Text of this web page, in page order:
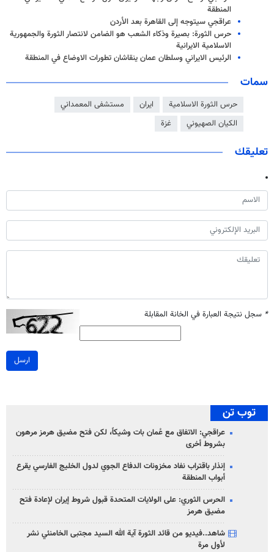
المنطقة
عراقجي سيتوجه إلى القاهرة بعد الأردن
حرس الثورة: بصيرة وذكاء الشعب هو الضامن لانتصار الثورة والجمهورية
الاسلامية الايرانية
الرئيس الايراني وسلطان عمان ينقاشان تطورات الاوضاع في المنطقة
سمات
حرس الثورة الاسلامية ايران
مستشفى المعمداني
الكيان الصهيوني
غزة
تعليقك
* سجل نتيجة العبارة في الخانة المقابلة
ارسل
توب تن
عراقجي: الاتفاق مع عُمان بات وشيكاً، لكن فتح مضيق هرمز مرهون
بشروط أخرى
إنذار باقتراب نفاد مخزونات الدفاع الجوي لدول الخليج الفارسي يقرع
أبواب المنطقة
الحرس الثوري: على الولايات المتحدة قبول شروط إيران لإعادة فتح
مضيق هرمز
شاهد..فيديو من قائد الثورة آية الله السيد مجتبى الخامنئي نشر
لأول مرة